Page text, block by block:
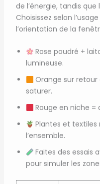
de l’énergie, tandis
Choisissez selon
l’orientation de la
Rose poudré +
lumineuse.
Orange sur
saturer.
Rouge en niche
Plantes et textiles
l’ensemble.
Faites des essais
pour simuler les